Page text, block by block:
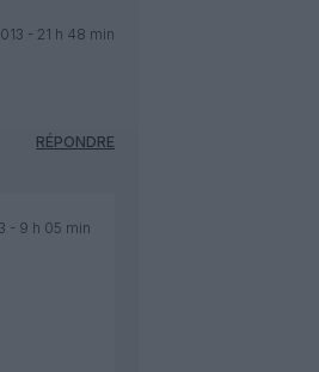
- 21 h 48 min
RÉPONDRE
- 9 h 05 min